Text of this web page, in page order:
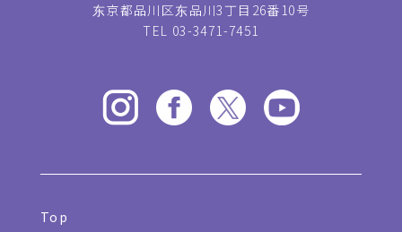
东京都品川区东品川3丁目26番10号
TEL 03-3471-7451
Top